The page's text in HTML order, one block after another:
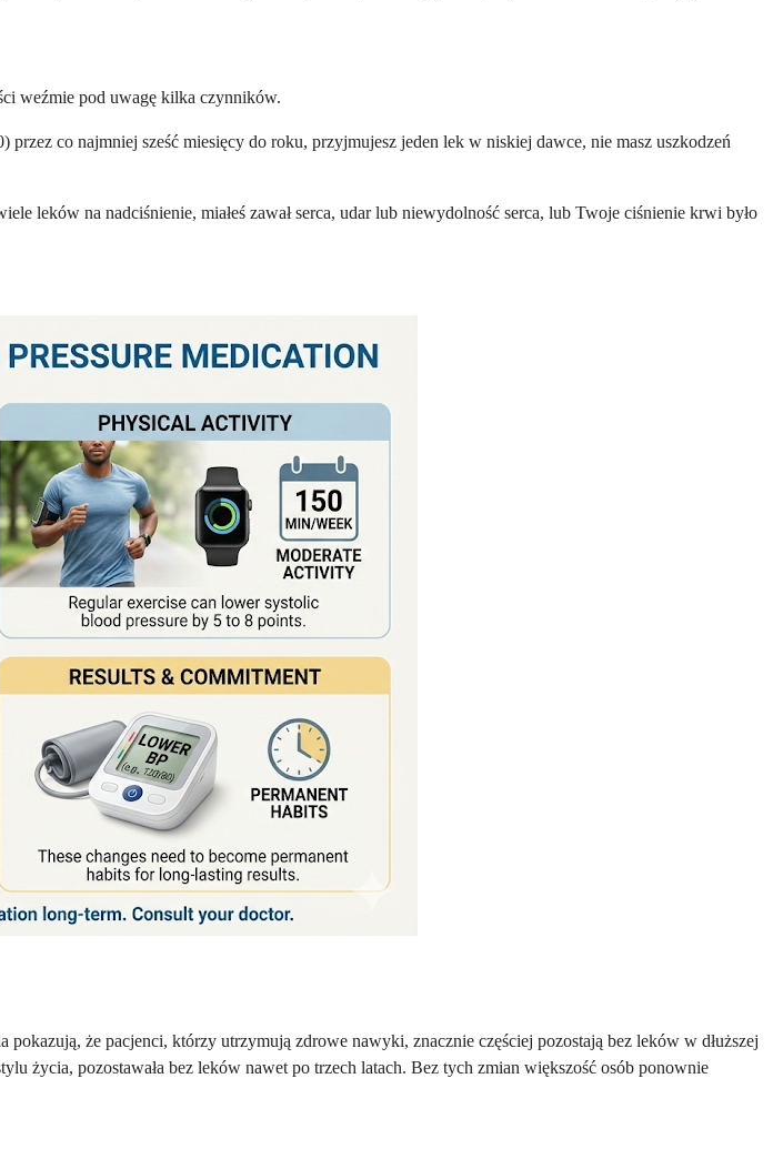
weźmie pod uwagę kilka czynników.
co najmniej sześć miesięcy do roku, przyjmujesz jeden lek w niskiej dawce, nie masz uszkodzeń
leków na nadciśnienie, miałeś zawał serca, udar lub niewydolność serca, lub Twoje ciśnienie krwi było
że pacjenci, którzy utrzymują zdrowe nawyki, znacznie częściej pozostają bez leków w dłuższej
życia, pozostawała bez leków nawet po trzech latach. Bez tych zmian większość osób ponownie